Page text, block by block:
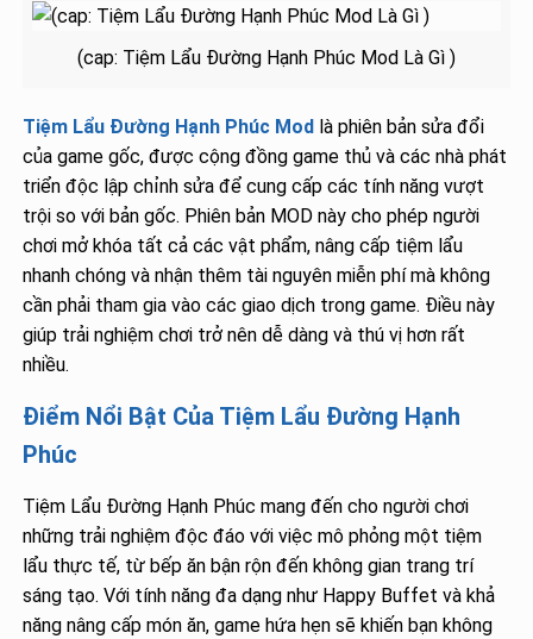
(cap: Tiệm Lẩu Đường Hạnh Phúc Mod Là Gì )
Tiệm Lẩu Đường Hạnh Phúc Mod là phiên bản sửa đổi
của game gốc, được cộng đồng game thủ và các nhà phát
triển độc lập chỉnh sửa để cung cấp các tính năng vượt
trội so với bản gốc. Phiên bản MOD này cho phép người
chơi mở khóa tất cả các vật phẩm, nâng cấp tiệm lẩu
nhanh chóng và nhận thêm tài nguyên miễn phí mà không
cần phải tham gia vào các giao dịch trong game. Điều này
giúp trải nghiệm chơi trở nên dễ dàng và thú vị hơn rất
nhiều.
Điểm Nổi Bật Của Tiệm Lẩu Đường Hạnh
Phúc
Tiệm Lẩu Đường Hạnh Phúc mang đến cho người chơi
những trải nghiệm độc đáo với việc mô phỏng một tiệm
lẩu thực tế, từ bếp ăn bận rộn đến không gian trang trí
sáng tạo. Với tính năng đa dạng như Happy Buffet và khả
năng nâng cấp món ăn, game hứa hẹn sẽ khiến bạn không